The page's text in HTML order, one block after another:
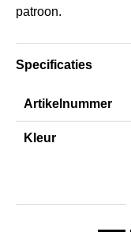
patroon.
Specificaties
Artikelnummer
Kleur